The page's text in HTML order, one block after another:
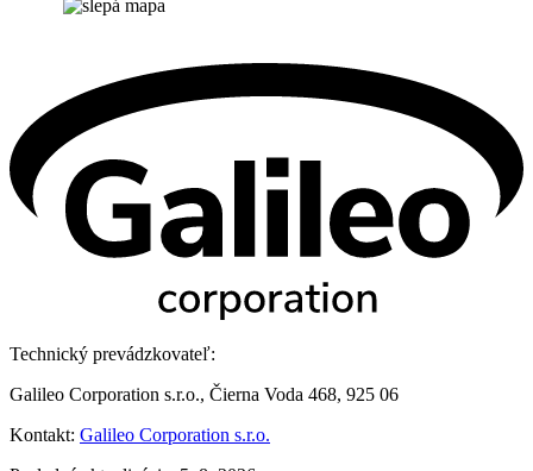
Technický prevádzkovateľ:
Galileo Corporation s.r.o., Čierna Voda 468, 925 06
Kontakt: Galileo Corporation s.r.o.